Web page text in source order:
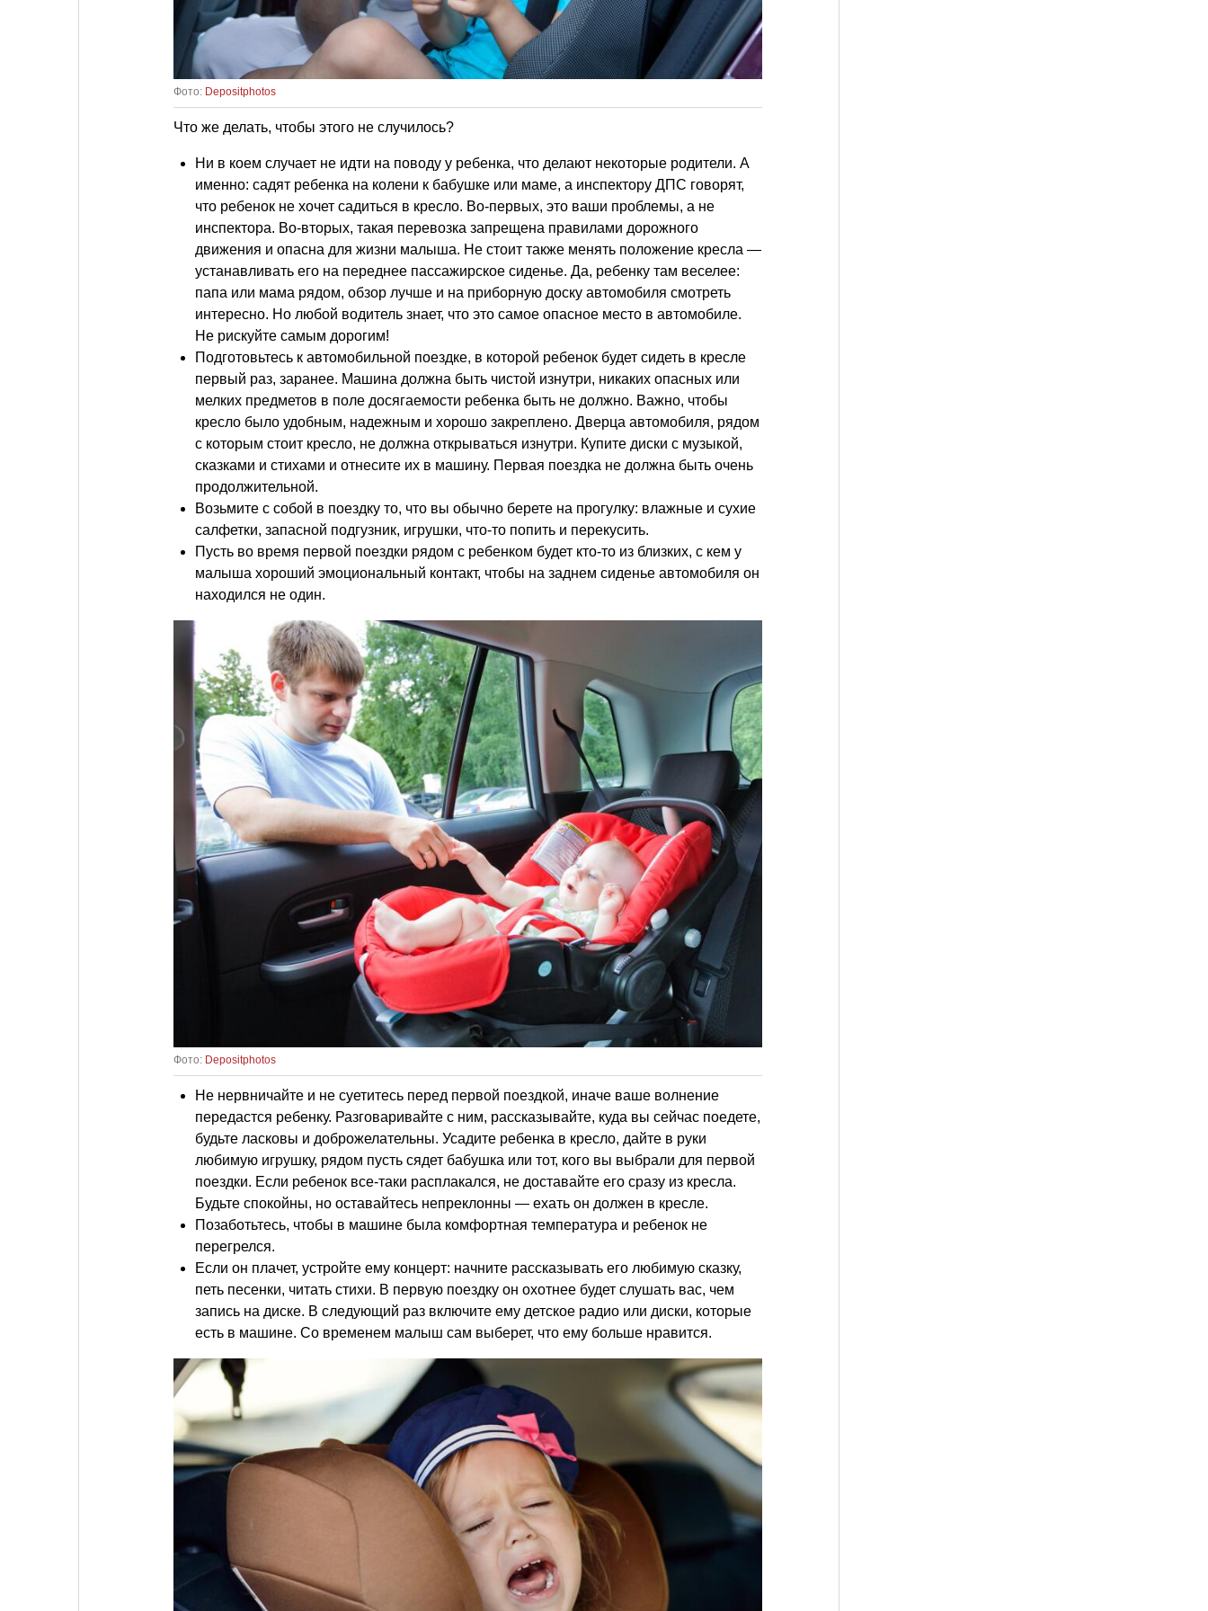
Фото: Depositphotos
Что же делать, чтобы этого не случилось?
Ни в коем случает не идти на поводу у ребенка, что делают некоторые родители. А
именно: садят ребенка на колени к бабушке или маме, а инспектору ДПС говорят,
что ребенок не хочет садиться в кресло. Во-первых, это ваши проблемы, а не
инспектора. Во-вторых, такая перевозка запрещена правилами дорожного
движения и опасна для жизни малыша. Не стоит также менять положение кресла —
устанавливать его на переднее пассажирское сиденье. Да, ребенку там веселее:
папа или мама рядом, обзор лучше и на приборную доску автомобиля смотреть
интересно. Но любой водитель знает, что это самое опасное место в автомобиле.
Не рискуйте самым дорогим!
Подготовьтесь к автомобильной поездке, в которой ребенок будет сидеть в кресле
первый раз, заранее. Машина должна быть чистой изнутри, никаких опасных или
мелких предметов в поле досягаемости ребенка быть не должно. Важно, чтобы
кресло было удобным, надежным и хорошо закреплено. Дверца автомобиля, рядом
с которым стоит кресло, не должна открываться изнутри. Купите диски с музыкой,
сказками и стихами и отнесите их в машину. Первая поездка не должна быть очень
продолжительной.
Возьмите с собой в поездку то, что вы обычно берете на прогулку: влажные и сухие
салфетки, запасной подгузник, игрушки, что-то попить и перекусить.
Пусть во время первой поездки рядом с ребенком будет кто-то из близких, с кем у
малыша хороший эмоциональный контакт, чтобы на заднем сиденье автомобиля он
находился не один.
Фото: Depositphotos
Не нервничайте и не суетитесь перед первой поездкой, иначе ваше волнение
передастся ребенку. Разговаривайте с ним, рассказывайте, куда вы сейчас поедете,
будьте ласковы и доброжелательны. Усадите ребенка в кресло, дайте в руки
любимую игрушку, рядом пусть сядет бабушка или тот, кого вы выбрали для первой
поездки. Если ребенок все-таки расплакался, не доставайте его сразу из кресла.
Будьте спокойны, но оставайтесь непреклонны — ехать он должен в кресле.
Позаботьтесь, чтобы в машине была комфортная температура и ребенок не
перегрелся.
Если он плачет, устройте ему концерт: начните рассказывать его любимую сказку,
петь песенки, читать стихи. В первую поездку он охотнее будет слушать вас, чем
запись на диске. В следующий раз включите ему детское радио или диски, которые
есть в машине. Со временем малыш сам выберет, что ему больше нравится.